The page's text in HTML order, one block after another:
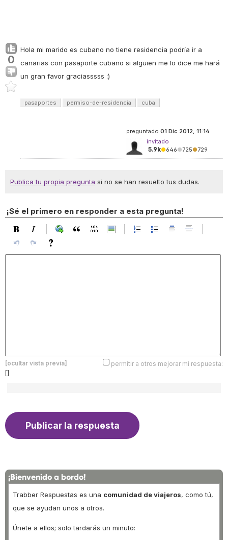
0
Hola mi marido es cubano no tiene residencia podría ir a
canarias con pasaporte cubano si alguien me lo dice me hará
un gran favor graciasssss :)
pasaportes permiso-de-residencia cuba
preguntado 01 Dic 2012, 11:14
invitado
5.9k●646●725●729
Publica tu propia pregunta si no se han resuelto tus dudas.
¡Sé el primero en responder a esta pregunta!
[ocultar vista previa]
permitir a otros mejorar mi respuesta:
[]
¡Bienvenido a bordo!
Trabber Respuestas es una comunidad de viajeros, como tú,
que se ayudan unos a otros.
Únete a ellos; solo tardarás un minuto: